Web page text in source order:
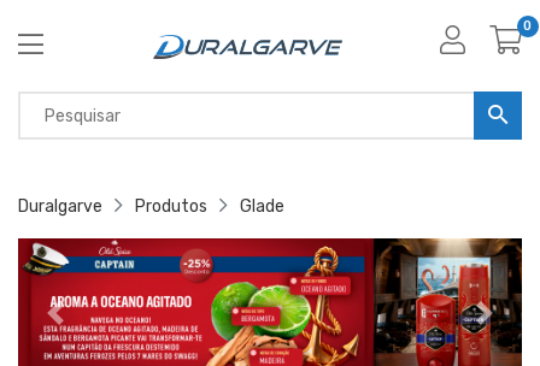
0
Duralgarve Produtos Glade